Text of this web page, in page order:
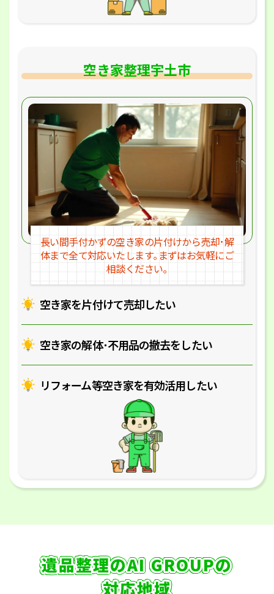
空き家整理宇土市
空き家を片付けて売却したい
空き家の解体･不用品の撤去をしたい
リフォーム等空き家を有効活用したい
長い間手付かずの空き家の片付けから売却･解
体まで全て対応いたします｡ まずはお気軽にご
相談ください｡
遺品整理のAI GROUPの
対応地域